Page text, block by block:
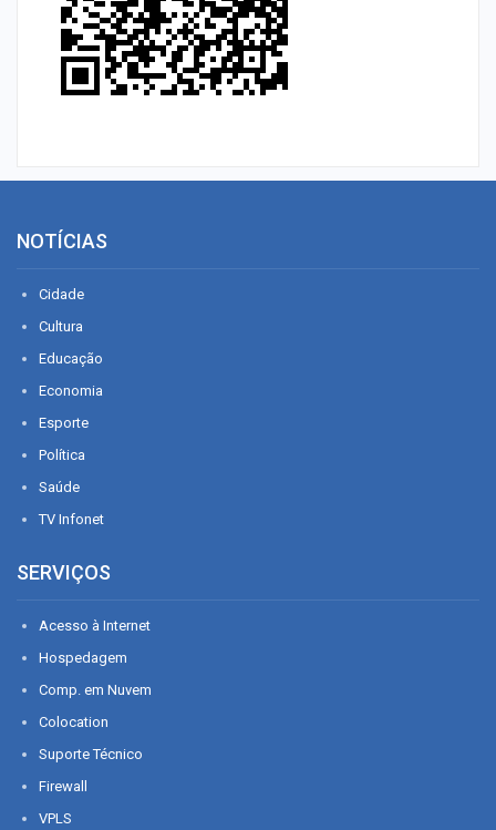
NOTÍCIAS
Cidade
Cultura
Educação
Economia
Esporte
Política
Saúde
TV Infonet
SERVIÇOS
Acesso à Internet
Hospedagem
Comp. em Nuvem
Colocation
Suporte Técnico
Firewall
VPLS